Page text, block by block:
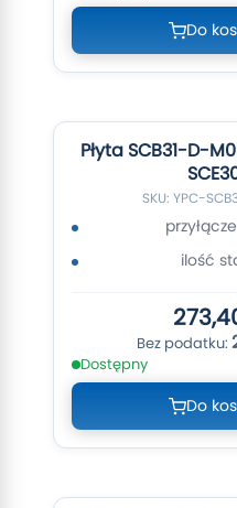
Do
Płyta SCB31-D-
SKU: YPC-
ilość
Dostępny
Do